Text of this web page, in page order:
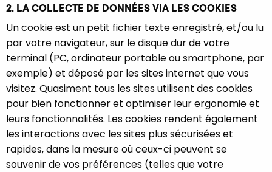
2. LA COLLECTE DE DONNÉES VIA LES COOKIES
Un cookie est un petit fichier texte enregistré, et/ou lu
par votre navigateur, sur le disque dur de votre
terminal (PC, ordinateur portable ou smartphone, par
exemple) et déposé par les sites internet que vous
visitez. Quasiment tous les sites utilisent des cookies
pour bien fonctionner et optimiser leur ergonomie et
leurs fonctionnalités. Les cookies rendent également
les interactions avec les sites plus sécurisées et
rapides, dans la mesure où ceux-ci peuvent se
souvenir de vos préférences (telles que votre